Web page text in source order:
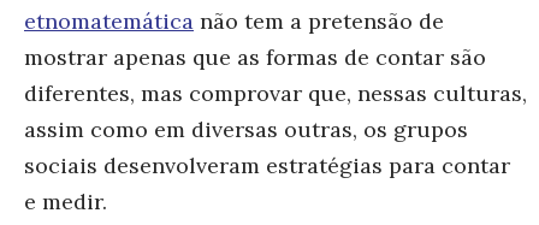
etnomatemática não tem a pretensão de
mostrar apenas que as formas de contar são
diferentes, mas comprovar que, nessas culturas,
assim como em diversas outras, os grupos
sociais desenvolveram estratégias para contar
e medir.